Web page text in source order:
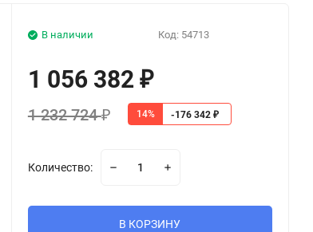
В наличии Код: 54713
1 056 382 ₽
1 232 724₽ 14% -176 342 ₽
Количество:
В КОРЗИНУ